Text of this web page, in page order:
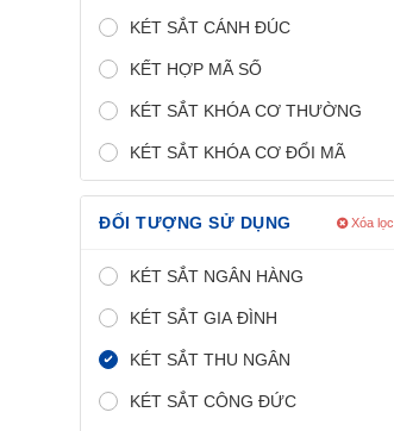
KÉT SẮT CÁNH ĐÚC
KẾT HỢP MÃ SỐ
KÉT SẮT KHÓA CƠ THƯỜNG
KÉT SẮT KHÓA CƠ ĐỔI MÃ
ĐỐI TƯỢNG SỬ DỤNG Xóa lọc
KÉT SẮT NGÂN HÀNG
KÉT SẮT GIA ĐÌNH
KÉT SẮT THU NGÂN
KÉT SẮT CÔNG ĐỨC